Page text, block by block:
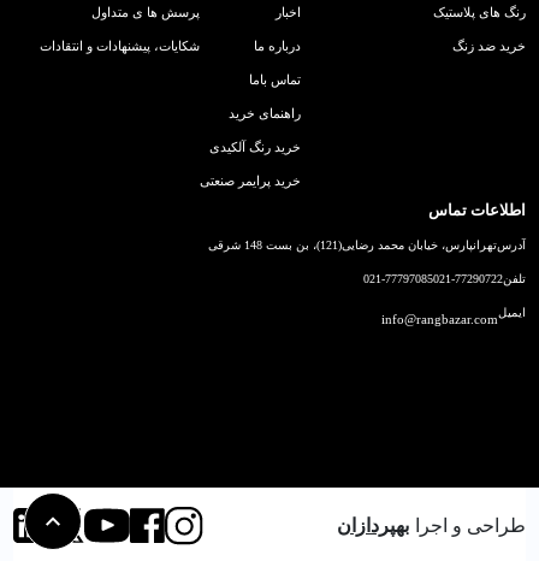
رنگ های پلاستیک
خرید ضد زنگ
اخبار
درباره ما
تماس باما
راهنمای خرید
خرید رنگ آلکیدی
خرید پرایمر صنعتی
پرسش ها ی متداول
شکایات، پیشنهادات و انتقادات
اطلاعات تماس
آدرستهرانپارس، خیابان محمد رضایی(121)، بن بست 148 شرقی
تلفن021-77290722
021-77797085
ایمیلinfo@rangbazar.com
طراحی و اجرا بهپردازان